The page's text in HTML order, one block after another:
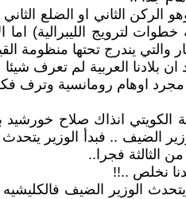
وهو الركن الثاني او
لترويج الليبرالية) اما
والتي يندرج تحتها منظومة
بلادنا العربية لم تعرف
مجرد اوهام رومانسية
انذاك صلاح خورشيد
الضيف .. فبدأ الوزير
الثالثة فجرا..
نخلص ..!!
الوزير الضيف